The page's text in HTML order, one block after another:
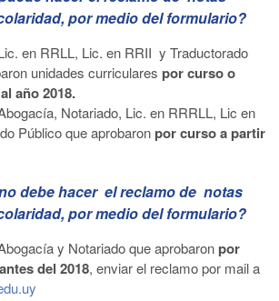
por medio del formulario?
en RRLL, Lic. en RRII y Traductorado
unidades curriculares por curso o
año 2018.
Notariado, Lic. en RRRLL, Lic en
Público que aprobaronpor curso a partir
debe hacer el reclamo de notas
por medio del formulario?
y Notariado que aprobaronpor
del 2018, enviar el reclamo por mail a